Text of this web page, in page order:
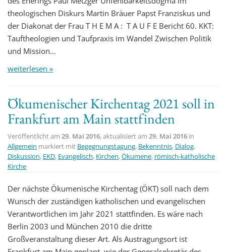
theologischen Diskurs Martin Bräuer Papst Franziskus und
der Diakonat der Frau T H E M A : T A U F E Bericht 60. KKT:
Tauftheologien und Taufpraxis im Wandel Zwischen Politik
und Mission…
weiterlesen »
Ökumenischer Kirchentag 2021 soll in
Frankfurt am Main stattfinden
Veröffentlicht am 29. Mai 2016, aktualisiert am 29. Mai 2016 in
Allgemein markiert mit Begegnungstagung, Bekenntnis, Dialog,
Diskussion, EKD, Evangelisch, Kirchen,Ökumene, römisch-katholische
Kirche
Der nächste Ökumenische Kirchentag (ÖKT) soll nach dem
Wunsch der zuständigen katholischen und evangelischen
Verantwortlichen im Jahr 2021 stattfinden. Es wäre nach
Berlin 2003 und München 2010 die dritte
Großveranstaltung dieser Art. Als Austragungsort ist